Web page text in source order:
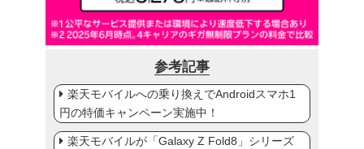
参考記事
楽天モバイルへの乗り換えでAndroidスマホ1
円の特価キャンペーン実施中！
楽天モバイルが「Galaxy Z Fold8」シリーズ